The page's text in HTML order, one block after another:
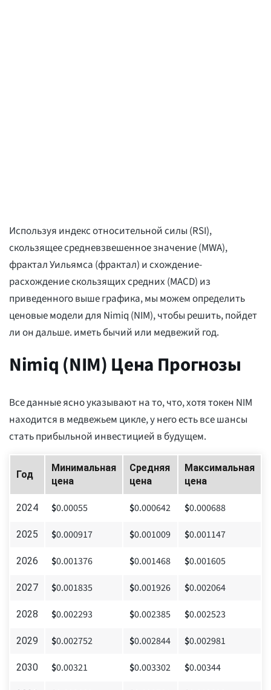
Используя индекс относительной силы (RSI),
скользящее средневзвешенное значение (MWA),
фрактал Уильямса (фрактал) и схождение-
расхождение скользящих средних (MACD) из
приведенного выше графика, мы можем определить
ценовые модели для Nimiq (NIM), чтобы решить, пойдет
ли он дальше. иметь бычий или медвежий год.
Nimiq (NIM) Цена Прогнозы
Все данные ясно указывают на то, что, хотя токен NIM
находится в медвежьем цикле, у него есть все шансы
стать прибыльной инвестицией в будущем.
Год
Минимальная
цена
Средняя
цена
Максимальная
цена
2024 $0.00055 $0.000642 $0.000688
2025 $0.000917 $0.001009 $0.001147
2026 $0.001376 $0.001468 $0.001605
2027 $0.001835 $0.001926 $0.002064
2028 $0.002293 $0.002385 $0.002523
2029 $0.002752 $0.002844 $0.002981
2030 $0.00321 $0.003302 $0.00344